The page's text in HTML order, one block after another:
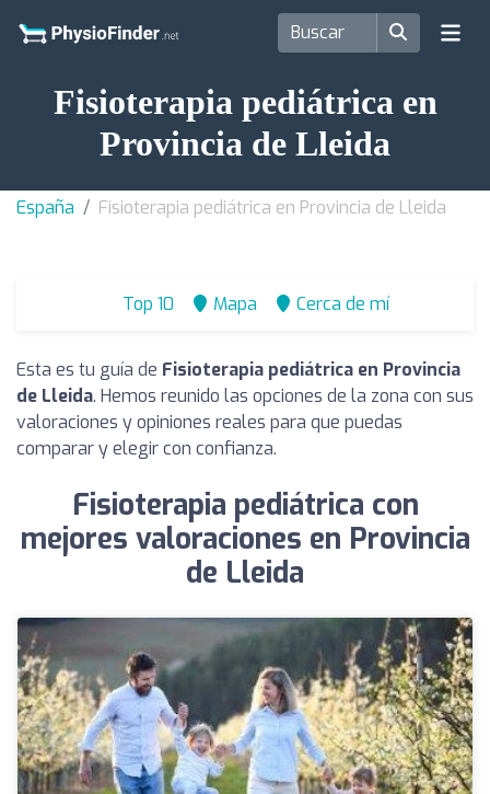
Fisioterapia pediátrica en
Provincia de Lleida
España Fisioterapia pediátrica en Provincia de Lleida
Top 10 Mapa Cerca de mí
Esta es tu guía de Fisioterapia pediátrica en Provincia
de Lleida. Hemos reunido las opciones de la zona con sus
valoraciones y opiniones reales para que puedas
comparar y elegir con confianza.
Fisioterapia pediátrica con
mejores valoraciones en Provincia
de Lleida